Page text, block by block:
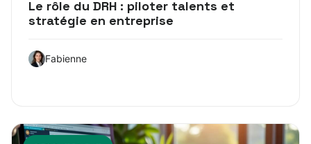
Le rôle du DRH : piloter talents et
stratégie en entreprise
Fabienne